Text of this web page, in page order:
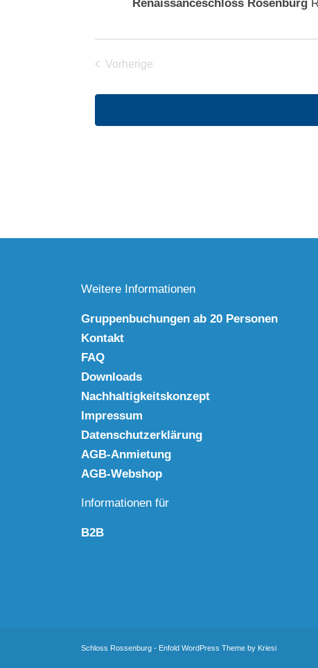
Renaissanceschloss Rosenburg
Vorherige
Weitere Informationen
Gruppenbuchungen ab 20 Personen
Kontakt
FAQ
Downloads
Nachhaltigkeitskonzept
Impressum
Datenschutzerklärung
AGB-Anmietung
AGB-Webshop
Informationen für
B2B
Schloss Rossenburg - Enfold WordPress Theme by Kriesi